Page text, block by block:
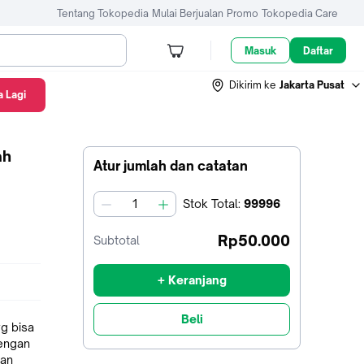
Tentang Tokopedia Mulai Berjualan Promo Tokopedia Care
Masuk Daftar
Dikirim ke Jakarta Pusat
Atur jumlah dan catatan
jumlah Stok Total: 99996
Subtotal Rp50.000
+ Keranjang
Beli
bisa
Lagi